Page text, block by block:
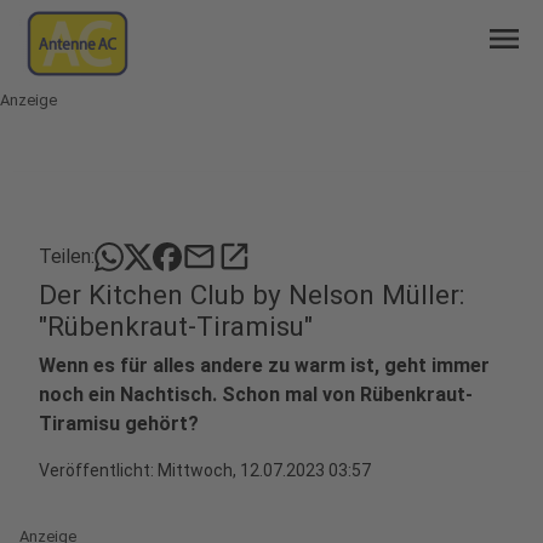
menu
Anzeige
Teilen: mailopen_in_new
Der Kitchen Club by Nelson Müller:
"Rübenkraut-Tiramisu"
Wenn es für alles andere zu warm ist, geht immer
noch ein Nachtisch. Schon mal von Rübenkraut-
Tiramisu gehört?
Veröffentlicht: Mittwoch, 12.07.2023 03:57
Anzeige